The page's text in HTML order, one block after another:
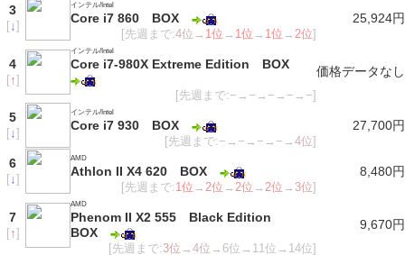
3
[↓]
インテル/Intel
Core i7 860 BOX
[先週まで:4位 → 1位 → 1位 → 1位 →2位]
25,924円
4
[↑]
インテル/Intel
Core i7-980X Extreme Edition BOX
[先週まで:−→−→−→−→−]
価格データなし
5
[↓]
インテル/Intel
Core i7 930 BOX
[先週まで:−→−→−→−→4位]
27,700円
6
[↓]
AMD
Athlon II X4 620 BOX
[先週まで:1位 →2位 →2位 →2位 → 3位]
8,480円
7
[↑]
AMD
Phenom II X2 555 Black Edition
BOX
[先週まで:3位 →4位 →6位→11位→14位]
9,670円